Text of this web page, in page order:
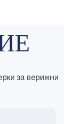
за верижни